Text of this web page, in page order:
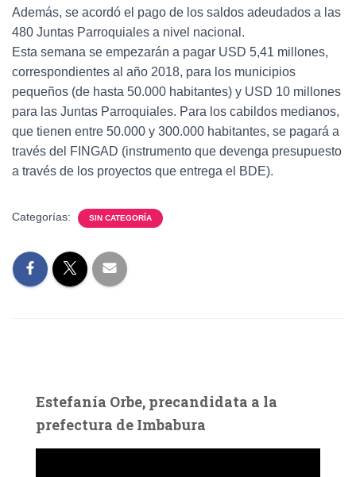
Además, se acordó el pago de los saldos adeudados a las
480 Juntas Parroquiales a nivel nacional.
Esta semana se empezarán a pagar USD 5,41 millones,
correspondientes al año 2018, para los municipios
pequeños (de hasta 50.000 habitantes) y USD 10 millones
para las Juntas Parroquiales. Para los cabildos medianos,
que tienen entre 50.000 y 300.000 habitantes, se pagará a
través del FINGAD (instrumento que devenga presupuesto
a través de los proyectos que entrega el BDE).
Categorías: SIN CATEGORÍA
Estefanía Orbe, precandidata a la
prefectura de Imbabura